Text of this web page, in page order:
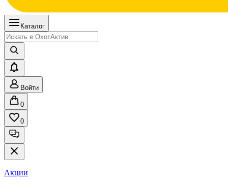
Каталог
Войти
0
0
Акции